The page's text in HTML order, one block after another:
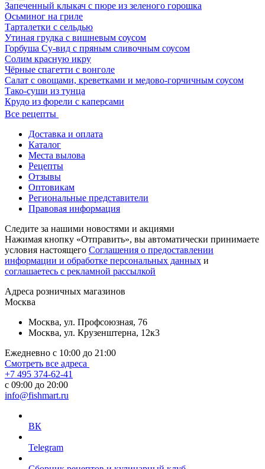
Запеченный клыкач с пюре из зеленого горошка
Осьминог на гриле
Тарталетки с сельдью
Утиная грудка с вишневым соусом
Горбуша Су-вид с пряным сливочным соусом
Солим красную икру
Чёрные спагетти с вонголе
Салат с овощами, креветками и медово-горчичным соусом
Тако-суши из тунца
Крудо из форели с каперсами
Все рецепты
Доставка и оплата
Каталог
Места вылова
Рецепты
Отзывы
Оптовикам
Региональные представители
Правовая информация
Следите за нашими новостями и акциями
Нажимая кнопку «Отправить», вы автоматически принимаете
условия настоящего Cоглашения о предоставлении
информации и обработке персональных данных и
соглашаетесь с рекламной рассылкой
Aдреса розничных магазинов
Москва
Москва, ул. Профсоюзная, 76
Москва, ул. Крузенштерна, 12к3
Ежедневно с 10:00 до 21:00
Смотреть все адреса
+7 495 374-62-41
c 09:00 до 20:00
info@fishmart.ru
ВК
Telegram